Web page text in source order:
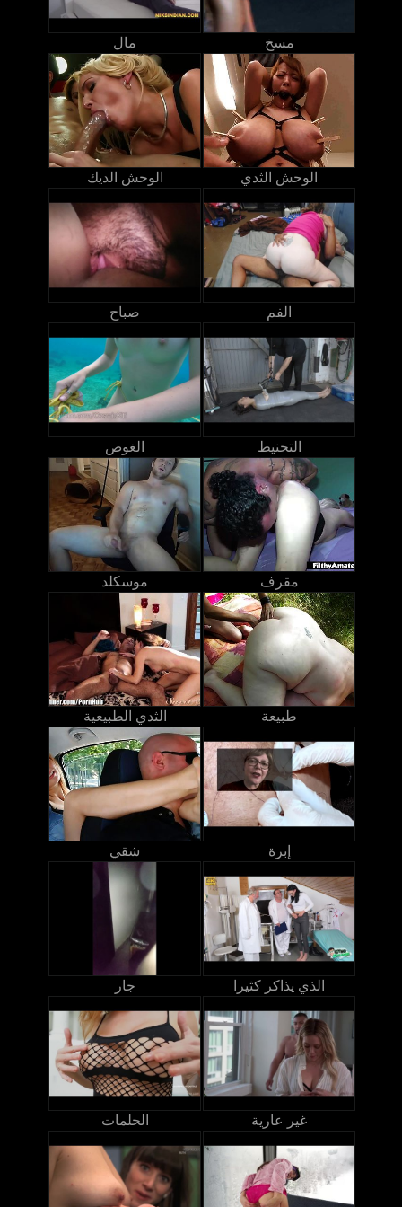
مال مسخ
الوحش الديك الوحش الثدي
صباح الفم
الغوص التحنيط
موسكلد مقرف
الثدي الطبيعية طبيعة
شقي إبرة
جار الذي يذاكر كثيرا
الحلمات غير عارية